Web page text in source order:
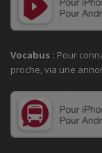
Vocabus : Pour
proche, via une